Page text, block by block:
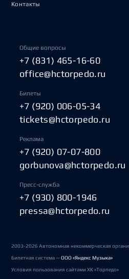
Контакты
Общие вопросы
+7 (831) 465-16-60
office@hctorpedo.ru
Билеты
+7 (920) 006-05-34
tickets@hctorpedo.ru
Реклама
+7 (920) 07-07-800
gorbunova@hctorpedo.ru
Пресс-служба
+7 (930) 800-1946
pressa@hctorpedo.ru
2003-2026 Автономная некоммерческая
Билетная система —ООО «Яндекс Музыка»
Условия пользования сайтами ХК «Торпедо»